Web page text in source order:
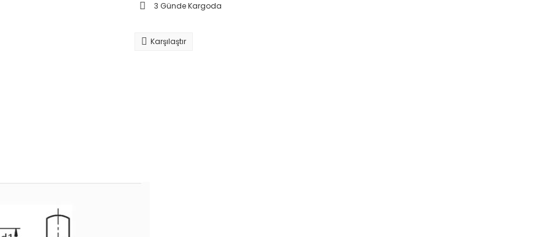
3 Günde Kargoda
Karşılaştır